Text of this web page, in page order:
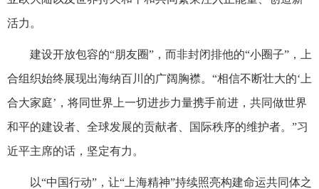
活力。
建设开放包容的“朋友圈”，而非封闭排他的“小圈子”，上
合组织始终展现出海纳百川的广阔胸襟。“相信不断壮大的‘上
合大家庭’，将同世界上一切进步力量携手前进，共同做世界
和平的建设者、全球发展的贡献者、国际秩序的维护者。”习
近平主席的话，坚定有力。
以“中国行动”，让“上海精神”持续照亮构建命运共同体之